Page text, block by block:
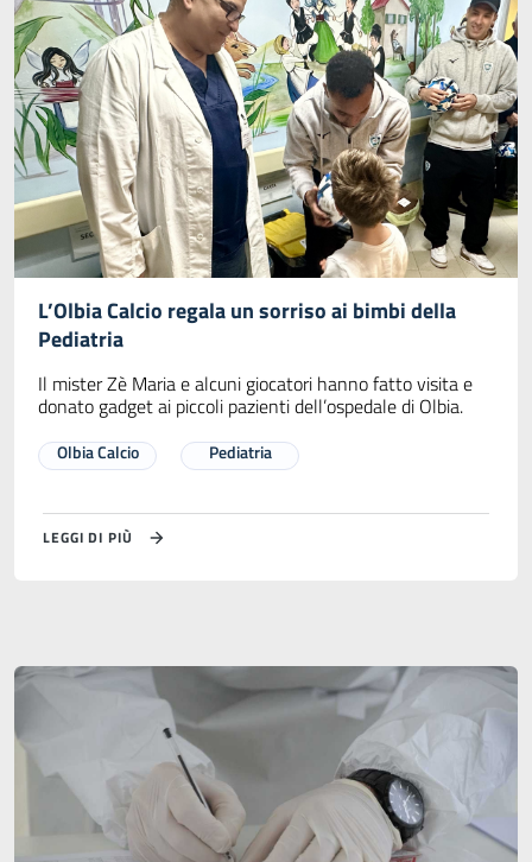
L’Olbia Calcio regala un sorriso ai bimbi della
Pediatria
Il mister Zè Maria e alcuni giocatori hanno fatto visita e
donato gadget ai piccoli pazienti dell’ospedale di Olbia.
Olbia Calcio Pediatria
LEGGI DI PIÙ